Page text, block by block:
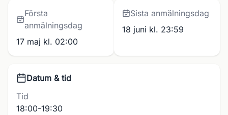
Första
anmälningsdag
17 maj kl. 02:00
Sista anmälningsdag
18 juni kl. 23:59
Datum & tid
Tid
18:00-19:30